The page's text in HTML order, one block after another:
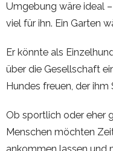
Umgebung wäre ideal
viel für ihn. Ein Garten
Er könnte als
über die Gesellschaft
Hundes freuen, der ihm
Ob sportlich oder eher
Menschen möchten